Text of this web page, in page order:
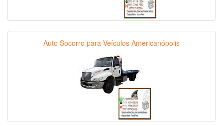
Auto Socorro para Veículos Americanópolis